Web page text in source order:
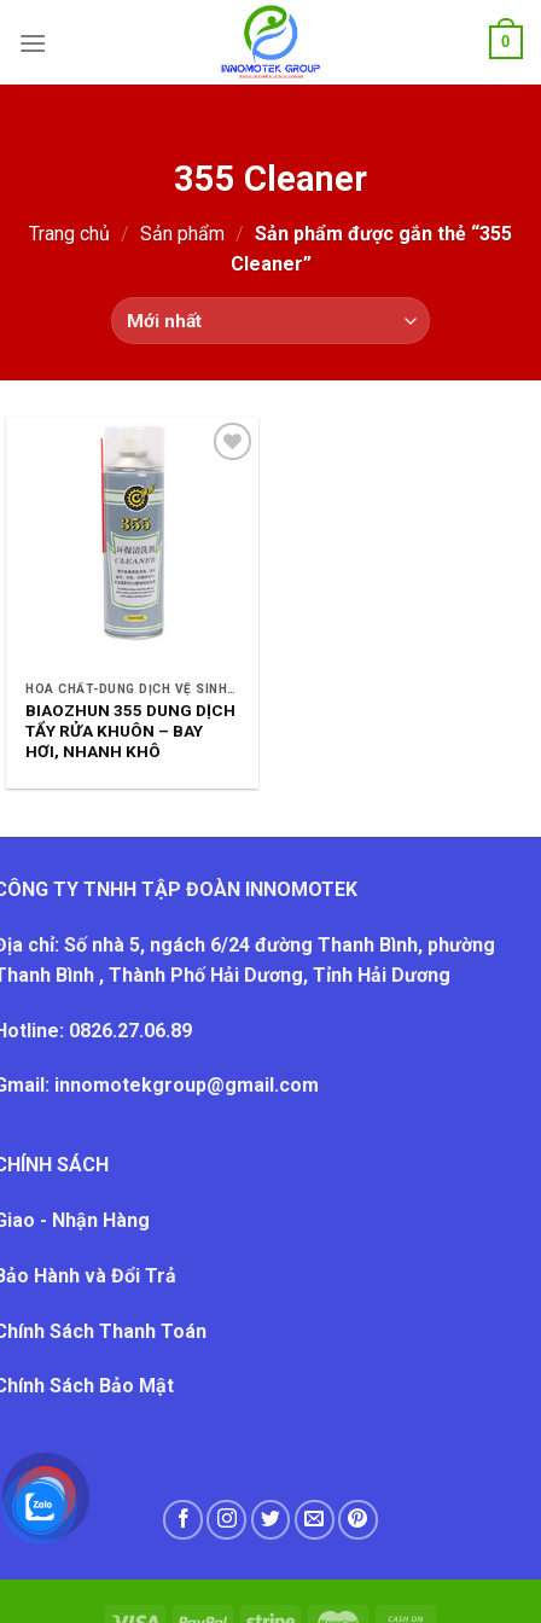
0
355 Cleaner
Trang chủ / Sản phẩm / Sản phẩm được gắn thẻ “355
Cleaner”
HÓA CHẤT-DUNG DỊCH VỆ SINH CÔNG NGHIỆP
BIAOZHUN 355 DUNG DỊCH
TẨY RỬA KHUÔN – BAY
HƠI, NHANH KHÔ
TY TNHH TẬP ĐOÀN INNOMOTEK
chỉ: Số nhà 5, ngách 6/24 đường Thanh Bình, phường
Bình , Thành Phố Hải Dương, Tỉnh Hải Dương
0826.27.06.89
innomotekgroup@gmail.com
SÁCH
- Nhận Hàng
Hành và Đổi Trả
Sách Thanh Toán
Sách Bảo Mật